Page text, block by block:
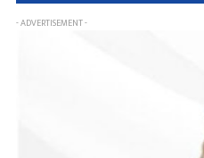
- ADVERTISEMENT -